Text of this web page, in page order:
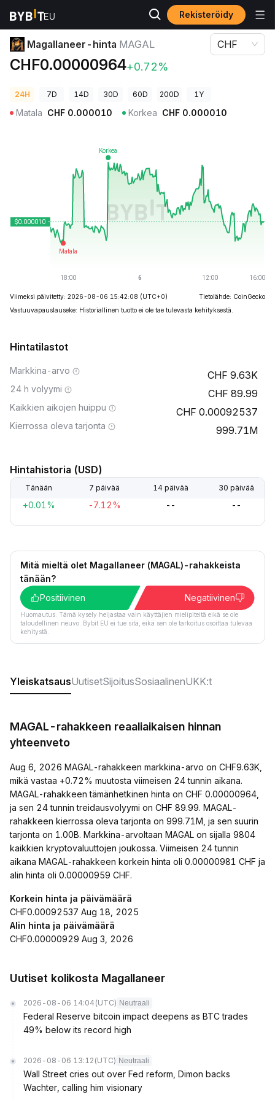
Rekisteröidy
Kryptohinnat Magallaneer-hinta MAGAL
Magallaneer-hinta MAGAL
CHF0.00000964+0.72%
CHF
24H 7D 14D 30D 60D 200D 1Y
Matala CHF 0.000010 Korkea CHF 0.000010
Viimeksi päivitetty: 2026-08-06 15:42:08 (UTC+0)
Tietolähde: CoinGecko
Vastuuvapauslauseke: Historiallinen tuotto ei ole tae tulevasta kehityksestä.
Hintatilastot
Markkina-arvo 9.63K
24 h volyymi 89.99
Kaikkien aikojen huippu 0.00092537
Kierrossa oleva tarjonta 999.71M
Hintahistoria (USD)
Tänään 7 päivää 14 päivää 30 päivää
+0.01% -7.12% -- --
Mitä mieltä olet Magallaneer (MAGAL)-rahakkeista
tänään?
Positiivinen
Negatiivinen
Huomautus: Tämä kysely heijastaa vain käyttäjien mielipiteitä eikä se ole
taloudellinen neuvo. Bybit EU ei tue sitä, eikä sen ole tarkoitus osoittaa tulevaa
kehitystä.
YleiskatsausUutisetSijoitusSosiaalinenUKK:t
MAGAL-rahakkeen reaaliaikaisen hinnan
yhteenveto
Aug 6, 2026 MAGAL-rahakkeen markkina-arvo on CHF9.63K,
mikä vastaa +0.72% muutosta viimeisen 24 tunnin aikana.
MAGAL-rahakkeen tämänhetkinen hinta on CHF 0.00000964,
ja sen 24 tunnin treidausvolyymi on CHF 89.99. MAGAL-
rahakkeen kierrossa oleva tarjonta on 999.71M, ja sen suurin
tarjonta on 1.00B. Markkina-arvoltaan MAGAL on sijalla 9804
kaikkien kryptovaluuttojen joukossa. Viimeisen 24 tunnin
aikana MAGAL-rahakkeen korkein hinta oli 0.00000981 CHF ja
alin hinta oli 0.00000959 CHF.
Korkein hinta ja päivämäärä
CHF0.00092537 Aug 18, 2025
Alin hinta ja päivämäärä
CHF0.00000929 Aug 3, 2026
Uutiset kolikosta Magallaneer
2026-08-06 14:04 (UTC) Neutraali
Federal Reserve bitcoin impact deepens as BTC trades
49% below its record high
2026-08-06 13:12 (UTC) Neutraali
Wall Street cries out over Fed reform, Dimon backs
Wachter, calling him visionary